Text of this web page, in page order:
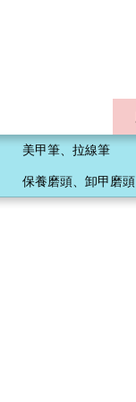
美甲筆、拉線筆
保養磨頭、卸甲磨頭